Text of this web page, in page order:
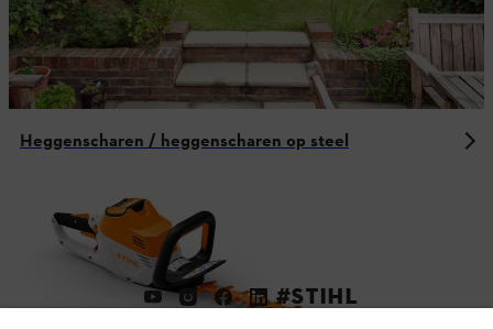
Heggenscharen / heggenscharen op steel
#STIHL